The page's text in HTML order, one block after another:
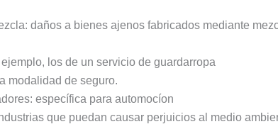
daños a bienes ajenos fabricados mediante
los de un servicio de guardarropa
modalidad de seguro.
específica para automocíon
que puedan causar perjuicios al medio